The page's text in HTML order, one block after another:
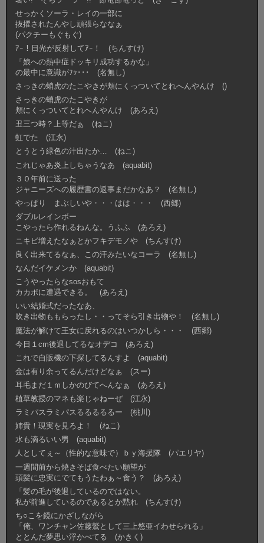
せっかくソーラ・レイの一部に
抜擢されたんやし頑張らななぁ
(パクチーもぐもぐ)
ｱｰ！日光が反射してｱｰ！ (ちんすけ)
「娘への熱中症ドッキリ成功するかな」
の最中に意識がﾌｯ･･･ (名無し)
さっきの蛸虎のたこやきが頬にくっついてとれへんやんけ ()
さっきの蛸虎のたこやきが
頬にくっついてとれへんやんけ (あろえ)
丑三つ時？上等だぁ (ねこ)
虹でた (江永)
とうとう緑色の汁出たか… (ねこ)
これじゃあ炎上しちゃうなあ (aquabit)
３０年前に送った
ジャニーズへの履歴書の返事まだかなあ？ (名無し)
やっぱり まぶしいや・・・はは・・・ (西郷)
ダブルレインボー
こやったら作れるねんな。うふふ (あろえ)
ニキビ増えたなぁとかフキデモノや (ちんすけ)
良く出来てるなぁ、この汗みたいなコーラ (名無し)
なんだイケメンか (aquabit)
こうやったらなsosおもて
カカポに遭遇できる。 (あろえ)
いい結婚式だったなあ、
吹き出物ももらったし・・ってそら引き出物や！ (名無し)
魔法が解けて王女に戻れるのはいつかしら・・・ (西郷)
今日１cm後退してるなオデコ (あろえ)
これで自販機の下探してるんすよ (aquabit)
金は有り余ってるんだけどなぁ (スー)
耳毛まだ１ｍしかのびてへんなぁ (あろえ)
植草教授のマネも楽じゃねーぜ (江永)
ラミパスラミパスるるるるるー (桃川)
姉貴！現実を見ろよ！ (ねこ)
水も滴るいい男 (aquabit)
人としてぇ～（性的な意味で）ｂｙ海援隊 (パエリヤ)
一週間前から焼きそば食べたい願望が
頭髪に忠実にでてもうたわぁ～食う？ (あろえ)
「髪の毛が後退しているのではない。
私が前進しているのであるとか黙れ (ちんすけ)
ち○こを鏡にかざしながら
「俺、ワンチャン佐藤鷲として三上悠亜イわせられる」
ととんだ夢思い浮かべてる (かきく)